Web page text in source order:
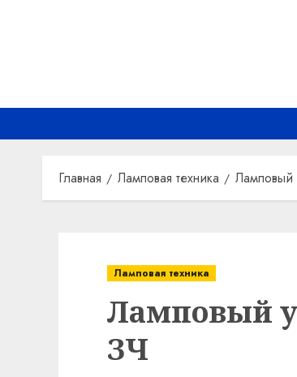
Главная Ламповая техника Ламповый
Ламповая техника
Ламповый
ЗЧ